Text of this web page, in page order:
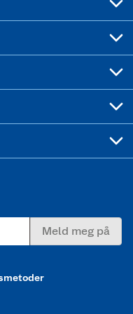
Meld meg på